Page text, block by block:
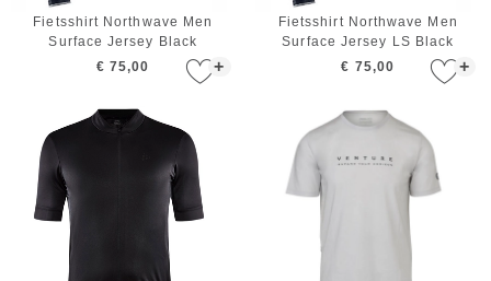
+
Fietsshirt Northwave Men
Surface Jersey Black
€ 75,00
+
Fietsshirt Northwave Men
Surface Jersey LS Black
€ 75,00